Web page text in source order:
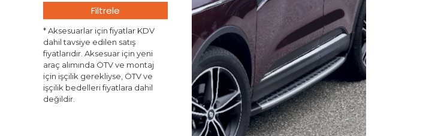
Filtrele
* Aksesuarlar için fiyatlar KDV
dahil tavsiye edilen satış
fiyatlarıdır. Aksesuar için yeni
araç alımında ÖTV ve montaj
için işçilik gerekliyse, ÖTV ve
işçilik bedelleri fiyatlara dahil
değildir.